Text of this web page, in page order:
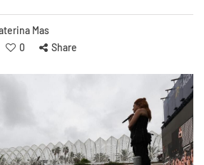
Mas
0 Share